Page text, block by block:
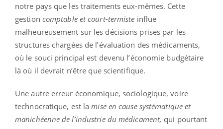
notre pays que les traitements eux-mêmes. Cette
gestion comptable et court-termiste influe
malheureusement sur les décisions prises par les
structures chargées de l’évaluation des médicaments,
où le souci principal est devenu l’économie budgétaire
là où il devrait n’être que scientifique.
Une autre erreur économique, sociologique, voire
technocratique, est lamise en cause systématique et
manichéenne de l’industrie du médicament, qui pourtant